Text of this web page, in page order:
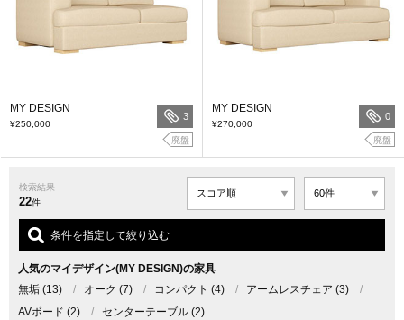
MY DESIGN
¥250,000
3
廃盤
MY DESIGN
¥270,000
0
廃盤
検索結果
22件
条件を指定して絞り込む
人気のマイデザイン(MY DESIGN)の家具
無垢 (13) / オーク (7) / コンパクト (4) / アームレスチェア (3)
/
AVボード (2) / センターテーブル (2)